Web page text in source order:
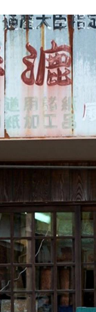
日大理工の教育
科／専
攻
量子理
工学専
攻
一般選抜 N全学
一般選抜 A個別
総合型選抜
編入学試験（一